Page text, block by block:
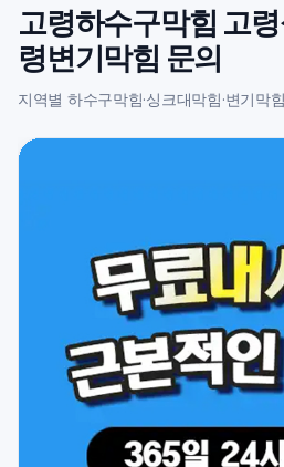
고령하수구막힘 고
령변기막힘 문의